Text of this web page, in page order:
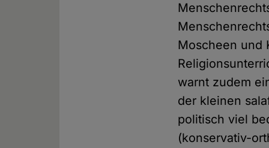
Moscheen und
warnt zudem
der kleinen
politisch viel
(konservativ-